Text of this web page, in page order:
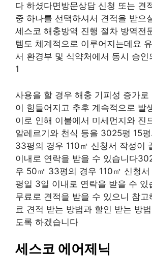
다 하셨다면방문상담 신청 또는 견
중 하나를 선택하셔서 견적을 받으
세스코 해충방역 진행 절차 방역전
템도 체계적으로 이루어지는데요
서 환경부 및 식약처에서 동시 승인
1
사용을 할 경우 해충 기피성 증가로
이 힘들어지고 추후 계속적으로 발
이로 인해 이불에서 미세먼지와 진
알레르기와 천식 등을 3025평 15
33평의 경우 110㎡ 신청서 작성이
이내로 연락을 받을 수 있습니다
우 50㎡ 33평의 경우 110㎡ 신청서
평일 3일 이내로 연락을 받을 수 있
무료로 견적을 받을 수 있으니 참고
료 견적 받는 방법과 할인 받는 방
도록 하겠습니다
세스코 에어제닉